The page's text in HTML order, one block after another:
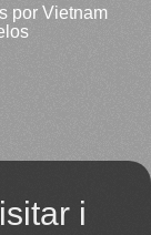
por Vietnam
i